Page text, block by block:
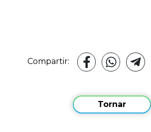
Compartir:
Tornar